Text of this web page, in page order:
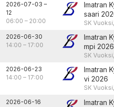
2026-07-03 –
12
06:00 – 20:00
Imatran
saari
SK Vuoksi,
2026-06-30
14:00 – 17:00
Imatran
mpi 2026
SK Vuoksi,
2026-06-23
14:00 – 17:00
Imatran
vi 2026
SK Vuoksi,
2026-06-16
Imatran